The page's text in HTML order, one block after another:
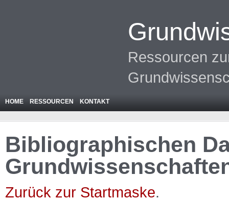
Ressourcen
HOME RESSOURCEN KONTAKT
Bibliographischen
Zurück zur Startmaske.